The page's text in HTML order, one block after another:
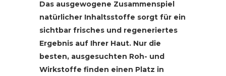
Das ausgewogene Zusammenspiel
natürlicher Inhaltsstoffe sorgt für ein
sichtbar frisches und regeneriertes
Ergebnis auf Ihrer Haut. Nur die
besten, ausgesuchten Roh- und
Wirkstoffe finden einen Platz in